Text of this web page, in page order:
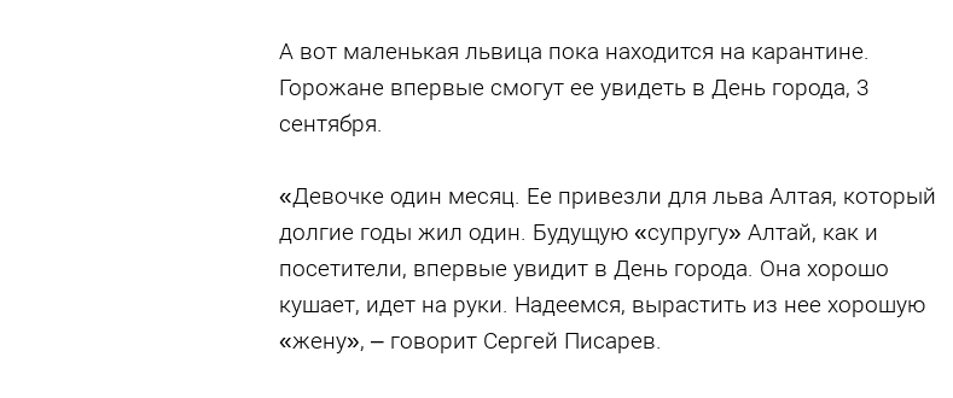
А вот маленькая львица пока находится на карантине.
Горожане впервые смогут ее увидеть в День города, 3
сентября.
«Девочке один месяц. Ее привезли для льва Алтая, который
долгие годы жил один. Будущую «супругу» Алтай, как и
посетители, впервые увидит в День города. Она хорошо
кушает, идет на руки. Надеемся, вырастить из нее хорошую
«жену», – говорит Сергей Писарев.